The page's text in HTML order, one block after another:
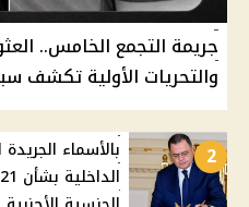
جريمة التجمع الخامس..
والتحريات الأولية تكشف
2
بالأسماء